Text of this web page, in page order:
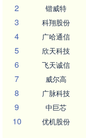
2 锴威特
3 科翔股份
4 广哈通信
5 欣天科技
6 飞天诚信
7 威尔高
8 广脉科技
9 中巨芯
10 优机股份